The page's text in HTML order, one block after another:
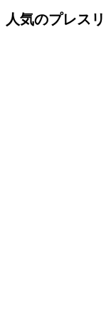
人気のプレス